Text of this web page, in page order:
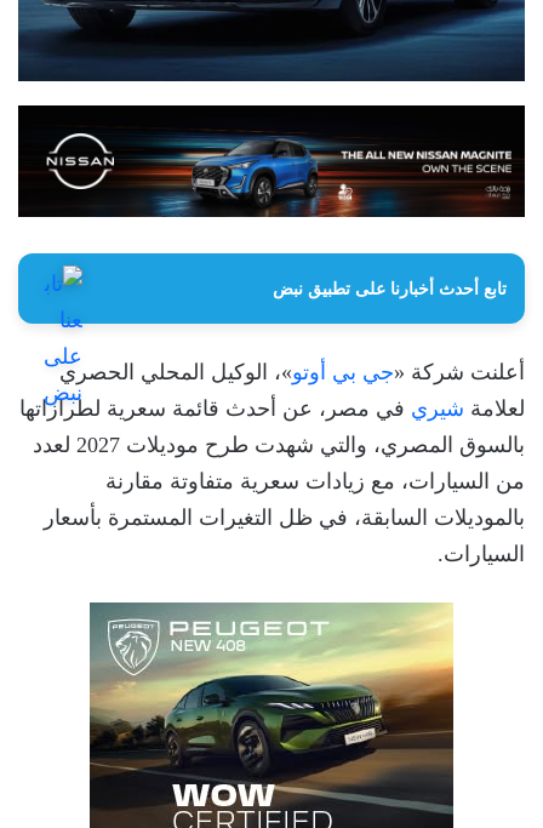
تابع أحدث أخبارنا على تطبيق نبض
أعلنت شركة «جي بي أوتو»، الوكيل المحلي الحصري
لعلامة شيري في مصر، عن أحدث قائمة سعرية لطرازاتها
بالسوق المصري، والتي شهدت طرح موديلات 2027 لعدد
من السيارات، مع زيادات سعرية متفاوتة مقارنة
بالموديلات السابقة، في ظل التغيرات المستمرة بأسعار
السيارات.